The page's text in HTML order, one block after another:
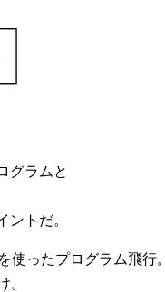
グラムと
ントだ。
使ったプログラム飛行。
。